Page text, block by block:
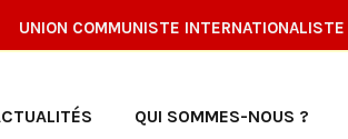
UNION COMMUNISTE INTERNATIONALISTE
QUI SOMMES-NOUS ?